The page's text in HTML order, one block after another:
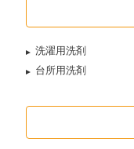
洗濯用洗剤
台所用洗剤